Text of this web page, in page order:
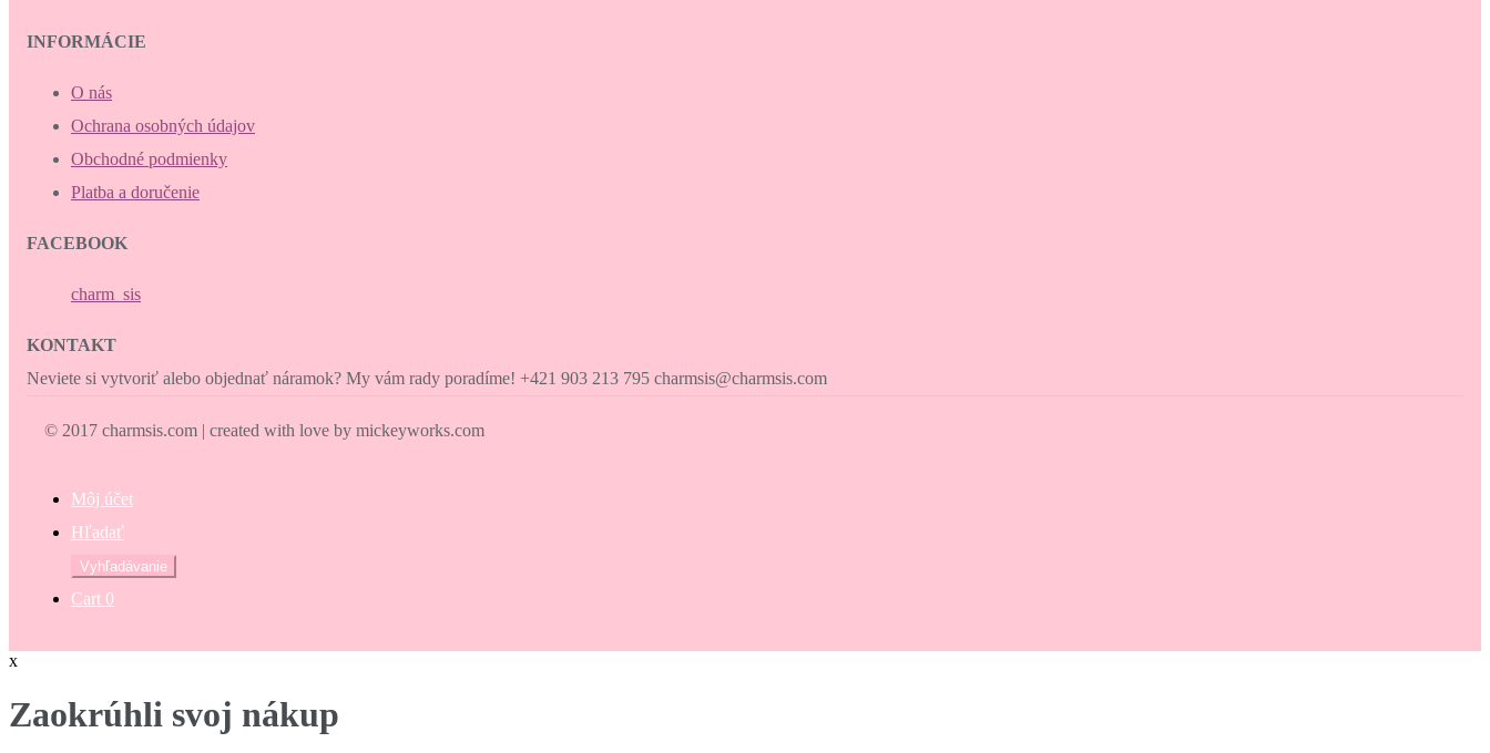
INFORMÁCIE
O nás
Ochrana osobných údajov
Obchodné podmienky
Platba a doručenie
FACEBOOK
charm_sis
KONTAKT
Neviete si vytvoriť alebo objednať náramok? My vám rady poradíme! +421 903 213 795 charmsis@charmsis.com
© 2017 charmsis.com | created with love by mickeyworks.com
Môj účet
Hľadať
Hľadať:
Vyhľadávanie
Cart 0
x
Zaokrúhli svoj nákup